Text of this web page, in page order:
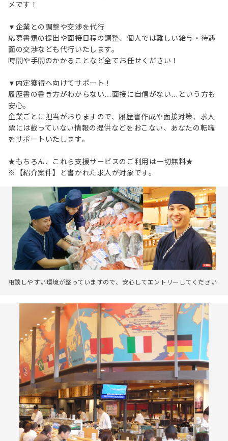
メです！
▼企業との調整や交渉を代行
応募書類の提出や面接日程の調整、個人では難しい給与・待遇
面の交渉なども代行いたします。
時間や手間のかかることなど全てお任せください！
▼内定獲得へ向けてサポート！
履歴書の書き方がわからない…面接に自信がない…という方も
安心。
企業ごとに担当がおりますので、履歴書作成や面接対策、求人
票には載っていない情報の提供などをおこない、あなたの転職
をサポートいたします。
★もちろん、これら支援サービスのご利用は一切無料★
※【紹介案件】と書かれた求人が対象です。
相談しやすい環境が整っていますので、安心してエントリーしてください